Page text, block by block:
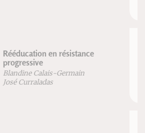
Guide de la foulée avec prise
d'appui avant-pied - nouvelle
édition
Frédéric Brigaud